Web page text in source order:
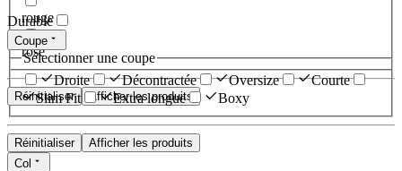
rouge
rose
Réinitialiser Afficher les produits
Durable
Coupe
Sélectionner une coupe
Droite
Décontractée Oversize
Courte
Slim Fit
Extra longue Boxy
Réinitialiser
Afficher les produits
Col